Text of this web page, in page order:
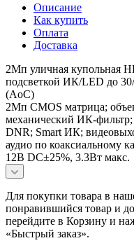
Описание
Как купить
Оплата
Доставка
2Мп уличная купольная
подсветкой ИК/LED до
(AoC)
2Мп CMOS матрица;
механический ИК-
DNR; Smart ИК;
аудио по коаксиальному
12В DC±25%, 3.3Вт макс.
Для покупки товара в
понравившийся товар и
перейдите в Корзину и
«Быстрый заказ».